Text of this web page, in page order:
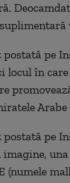
pe
locul în
Arabe
pe
(numele